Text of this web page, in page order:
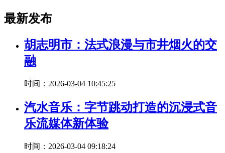
最新发布
胡志明市：法式浪漫与市井烟火的交
融
时间：2026-03-04 10:45:25
汽水音乐：字节跳动打造的沉浸式音
乐流媒体新体验
时间：2026-03-04 09:18:24